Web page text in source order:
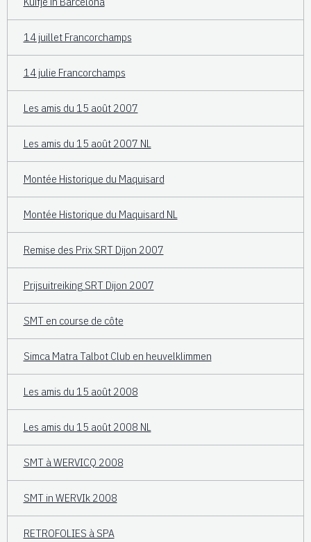
14 juillet Francorchamps
14 julie Francorchamps
Les amis du 15 août 2007
Les amis du 15 août 2007 NL
Montée Historique du Maquisard
Montée Historique du Maquisard NL
Remise des Prix SRT Dijon 2007
Prijsuitreiking SRT Dijon 2007
SMT en course de côte
Simca Matra Talbot Club en heuvelklimmen
Les amis du 15 août 2008
Les amis du 15 août 2008 NL
SMT à WERVICQ 2008
SMT in WERVIk 2008
RETROFOLIES à SPA